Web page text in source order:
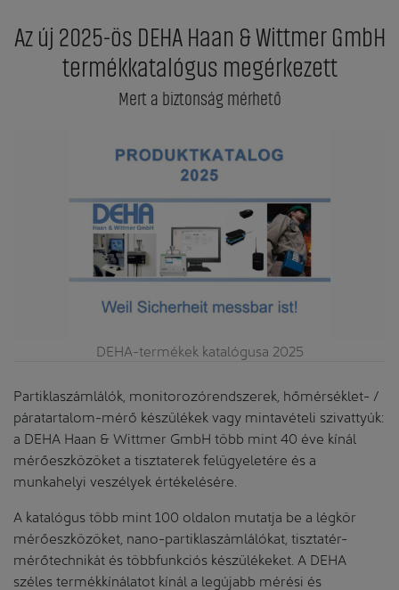
Az új 2025-ös DEHA Haan & Wittmer GmbH
termékkatalógus megérkezett
Mert a biztonság mérhető
DEHA-termékek katalógusa 2025
Partiklaszámlálók, monitorozórendszerek, hőmérséklet- /
páratartalom-mérő készülékek vagy mintavételi szivattyúk:
a DEHA Haan & Wittmer GmbH több mint 40 éve kínál
mérőeszközöket a tisztaterek felügyeletére és a
munkahelyi veszélyek értékelésére.
A katalógus több mint 100 oldalon mutatja be a légkör
mérőeszközöket, nano-partiklaszámlálókat, tisztatér-
mérőtechnikát és többfunkciós készülékeket. A DEHA
széles termékkínálatot kínál a legújabb mérési és